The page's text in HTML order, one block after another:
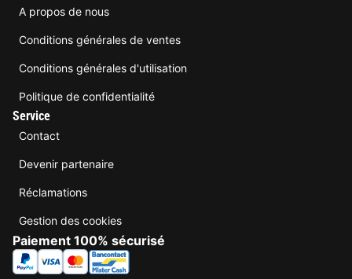
A propos de nous
Conditions générales de ventes
Conditions générales d'utilisation
Politique de confidentialité
Service
Contact
Devenir partenaire
Réclamations
Gestion des cookies
Paiement 100% sécurisé